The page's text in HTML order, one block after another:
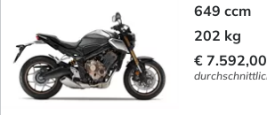
649 ccm
202 kg
€ 7.592,00